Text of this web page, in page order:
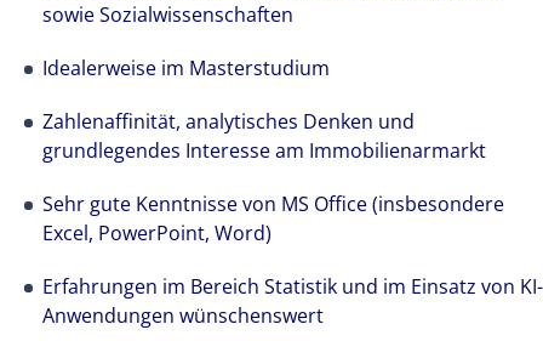
sowie Sozialwissenschaften
Idealerweise im Masterstudium
Zahlenaffinität, analytisches Denken und
grundlegendes Interesse am Immobilienarmarkt
Sehr gute Kenntnisse von MS Office (insbesondere
Excel, PowerPoint, Word)
Erfahrungen im Bereich Statistik und im Einsatz von KI-
Anwendungen wünschenswert